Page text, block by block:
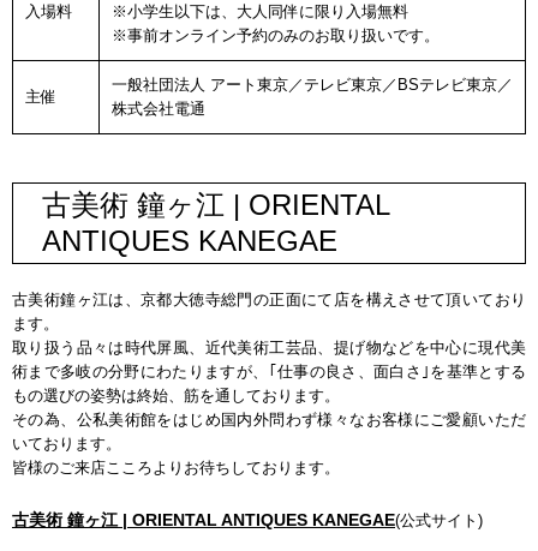
入場料
※小学生以下は、大人同伴に限り入場無料
※事前オンライン予約のみのお取り扱いです。
主催
一般社団法人 アート東京／テレビ東京／BSテレビ東京／
株式会社電通
古美術 鐘ヶ江 | ORIENTAL
ANTIQUES KANEGAE
古美術鐘ヶ江は、京都大徳寺総門の正面にて店を構えさせて頂いており
ます。
取り扱う品々は時代屏風、近代美術工芸品、提げ物などを中心に現代美
術まで多岐の分野にわたりますが、｢仕事の良さ、面白さ｣を基準とする
もの選びの姿勢は終始、筋を通しております。
その為、公私美術館をはじめ国内外問わず様々なお客様にご愛顧いただ
いております。
皆様のご来店こころよりお待ちしております。
古美術 鐘ヶ江 | ORIENTAL ANTIQUES KANEGAE(公式サイト)